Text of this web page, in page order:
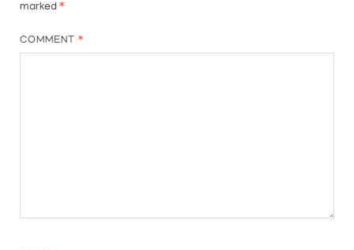
marked *
COMMENT*